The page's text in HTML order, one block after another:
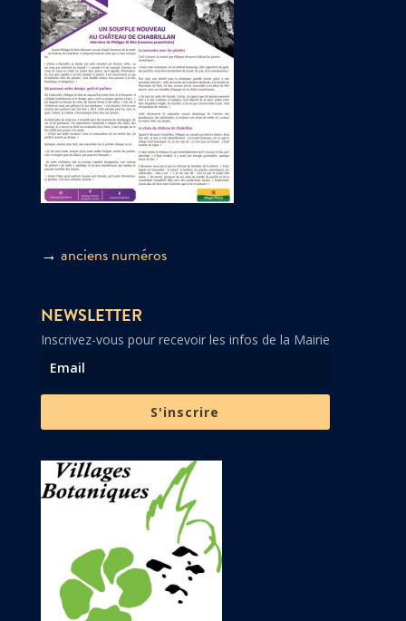
→ anciens numéros
NEWSLETTER
Inscrivez-vous pour recevoir les infos de la Mairie
S'inscrire